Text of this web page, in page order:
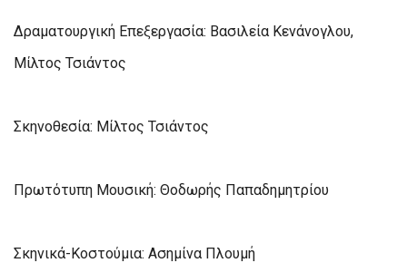
Δραματουργική Επεξεργασία: Βασιλεία Κενάνογλου,
Μίλτος Τσιάντος
Σκηνοθεσία: Μίλτος Τσιάντος
Πρωτότυπη Μουσική: Θοδωρής Παπαδημητρίου
Σκηνικά-Κοστούμια: Ασημίνα Πλουμή